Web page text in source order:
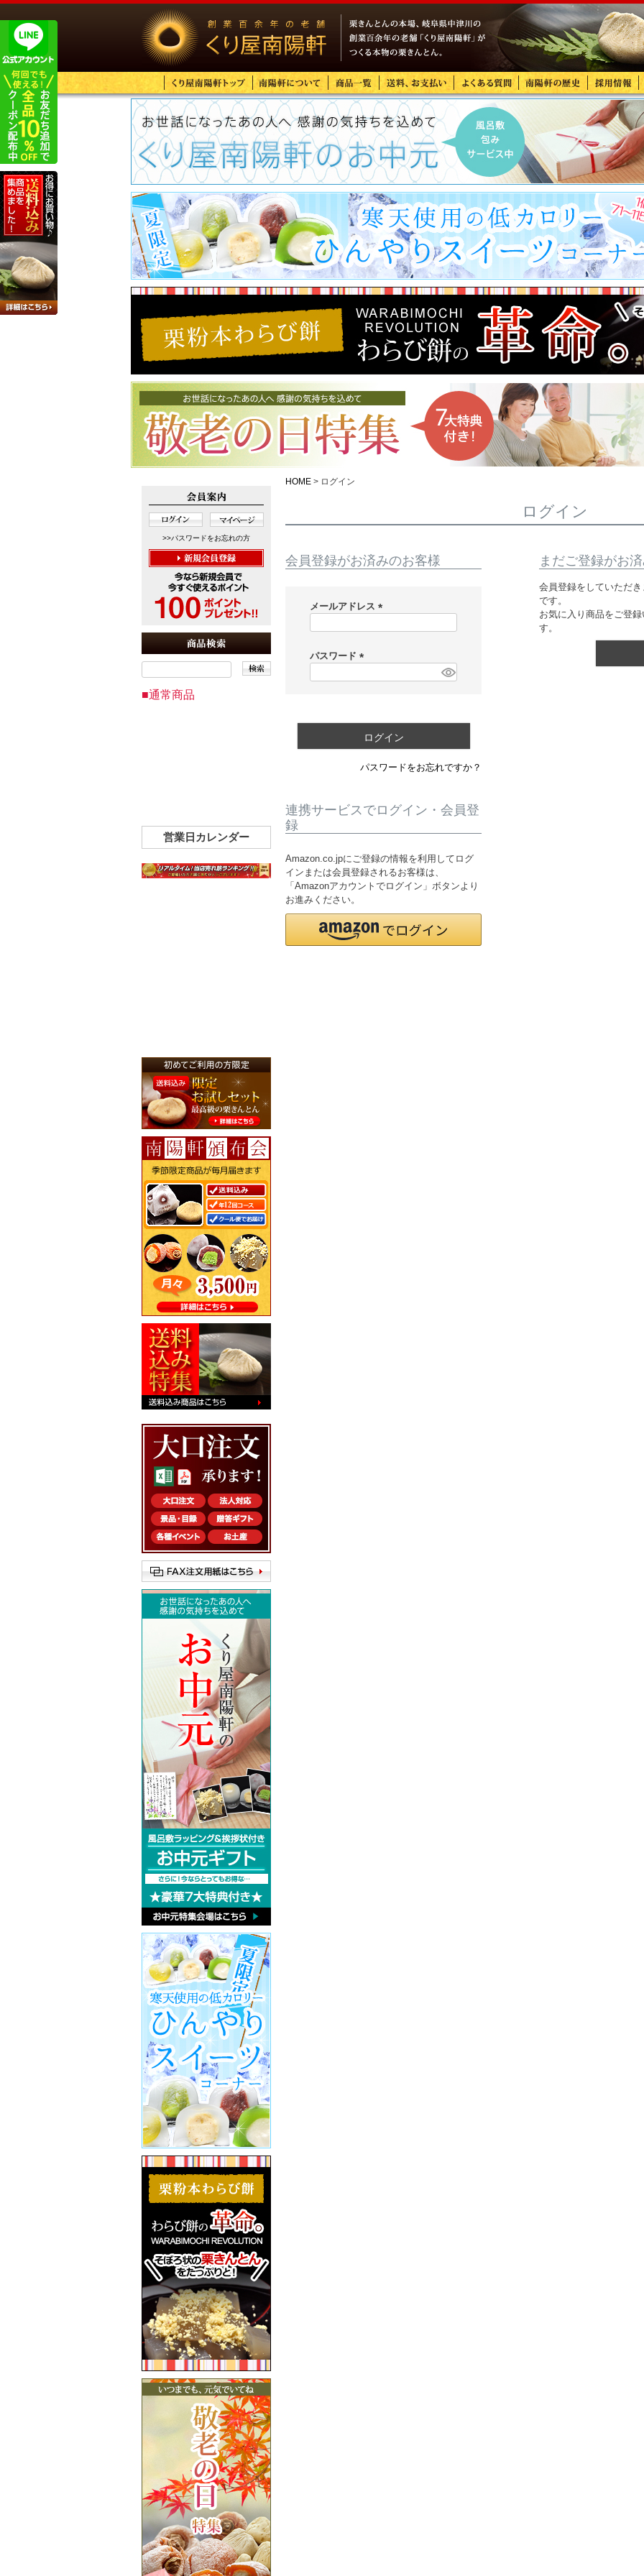
>>パスワードをお忘れの方
■通常商品
営業日カレンダー
HOME ログイン
ログイン
会員登録がお済みのお客様
メールアドレス
)
パスワード
ログイン
パスワードをお忘れですか？
連携サービスでログイン・会員登
録
Amazon.co.jpにご登録の情報を利用してログ
インまたは会員登録されるお客様は、
「Amazonアカウントでログイン」ボタンより
お進みください。
まだご登録がお
会員登録をしていただ
です。
お気に入り商品をご登
す。